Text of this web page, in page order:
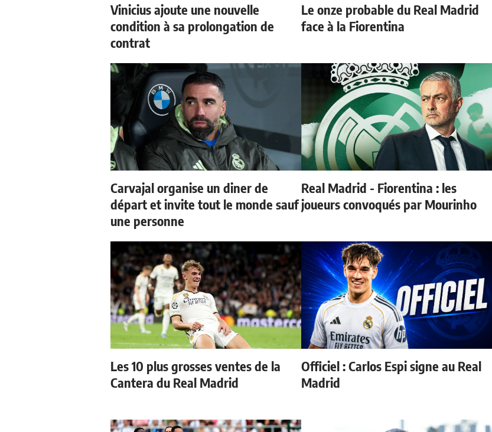
Vinicius ajoute une nouvelle
condition à sa prolongation de
contrat
Le onze probable du Real Madrid
face à la Fiorentina
Carvajal organise un diner de
départ et invite tout le monde sauf
une personne
Real Madrid - Fiorentina : les
joueurs convoqués par Mourinho
Les 10 plus grosses ventes de la
Cantera du Real Madrid
Officiel : Carlos Espi signe au Real
Madrid